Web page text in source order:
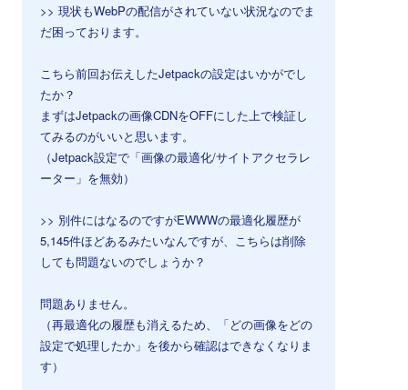
>> 現状もWebPの配信がされていない状況なのでま
だ困っております。
こちら前回お伝えしたJetpackの設定はいかがでし
たか？
まずはJetpackの画像CDNをOFFにした上で検証し
てみるのがいいと思います。
（Jetpack設定で「画像の最適化/サイトアクセラレ
ーター」を無効）
>> 別件にはなるのですがEWWWの最適化履歴が
5,145件ほどあるみたいなんですが、こちらは削除
しても問題ないのでしょうか？
問題ありません。
（再最適化の履歴も消えるため、「どの画像をどの
設定で処理したか」を後から確認はできなくなりま
す）